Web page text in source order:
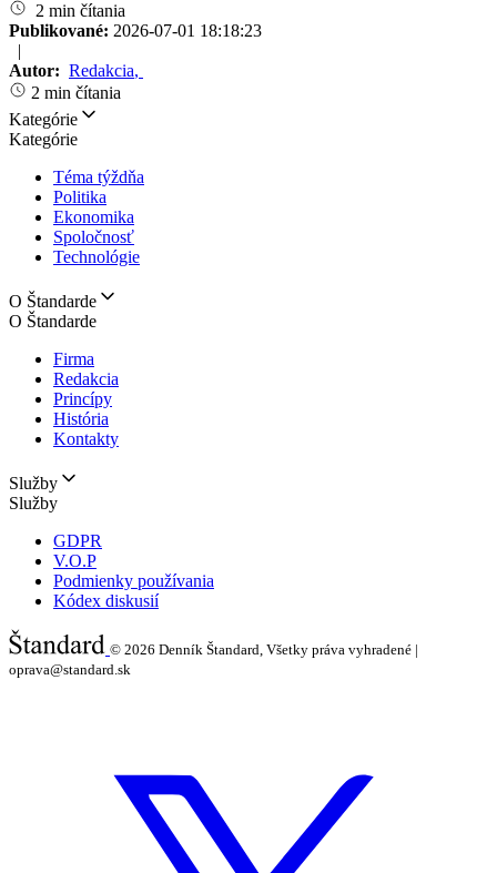
2 min čítania
Publikované: 2026-07-01 18:18:23
|
Autor: Redakcia,
2 min čítania
Kategórie
Kategórie
Téma týždňa
Politika
Ekonomika
Spoločnosť
Technológie
O Štandarde
O Štandarde
Firma
Redakcia
Princípy
História
Kontakty
Služby
Služby
GDPR
V.O.P
Podmienky používania
Kódex diskusií
© 2026 Denník Štandard, Všetky práva vyhradené |
oprava@standard.sk